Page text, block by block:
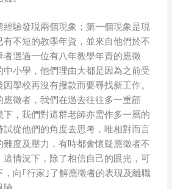
驗發現兩個現象；第一個現象是現
不短的教學年資，並來自他們於不
者遇過一位有八年教學年資的應徵
小學，他們理由大都是因為之前受
學校再沒有撥款而要尋找新工作。
應徵者，我們在過去往往多一重顧
，我們對這群老師亦需作多一層的
從他們的角度去思考，唯相對而言
度及壓力，有時都會懷疑應徵者不
這情況下，除了相信自己的眼光，可
向｢行家｣了解應徵者的表現及離職